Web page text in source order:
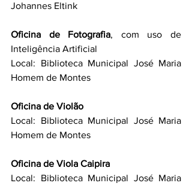
Johannes Eltink
Oficina de Fotografia, com uso de
Inteligência Artificial
Local: Biblioteca Municipal José Maria
Homem de Montes
Oficina de Violão
Local: Biblioteca Municipal José Maria
Homem de Montes
Oficina de Viola Caipira
Local: Biblioteca Municipal José Maria